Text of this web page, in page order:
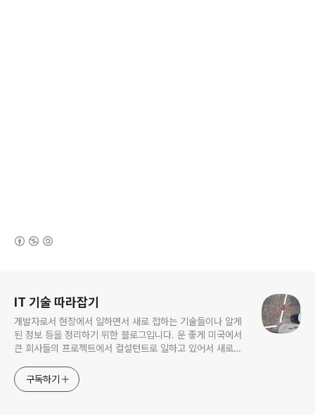
IT 기술 따라잡기
개발자로서 현장에서 일하면서 새로 접하는 기술들이나 알게
된 정보 등을 정리하기 위한 블로그입니다. 운 좋게 미국에서
큰 회사들의 프로젝트에서 컬설턴트로 일하고 있어서 새로운
사용되는 툴들에 대해 많은 분들과 정보를 공유하고 싶습니다.
구독하기